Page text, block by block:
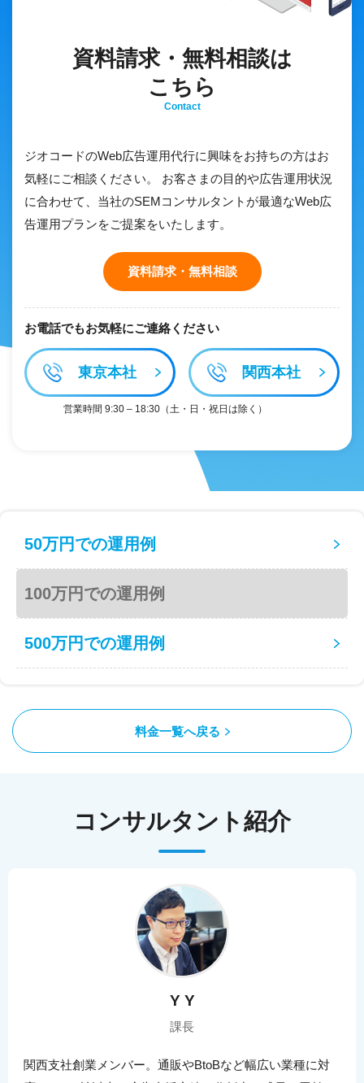
資料請求・無料相談は
こちら
Contact
ジオコードのWeb広告運用代行に興味をお持ちの方はお
気軽にご相談ください。 お客さまの目的や広告運用状況
に合わせて、当社のSEMコンサルタントが最適なWeb広
告運用プランをご提案をいたします。
資料請求・無料相談
お電話でもお気軽にご連絡ください
東京本社 関西本社
営業時間 9:30 – 18:30（土・日・祝日は除く）
50万円での運用例
100万円での運用例
500万円での運用例
料金一覧へ戻る
コンサルタント紹介
Y Y
課長
関西支社創業メンバー。通販やBtoBなど幅広い業種に対